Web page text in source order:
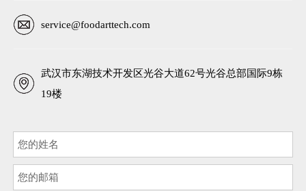
service@foodarttech.com
武汉市东湖技术开发区光谷大道62号光谷总部国际9栋
19楼